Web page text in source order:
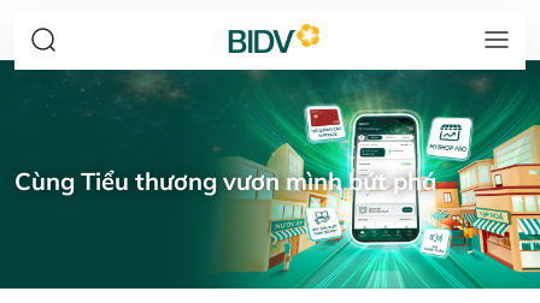
Cùng Tiểu thương vươn mình bứt phá